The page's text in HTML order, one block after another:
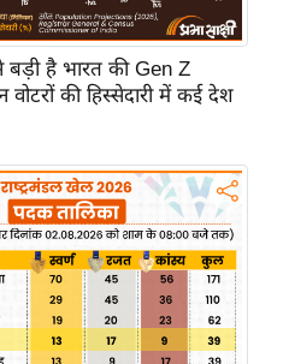
बड़ी है भारत की Gen Z
की हिस्सेदारी में कई देश